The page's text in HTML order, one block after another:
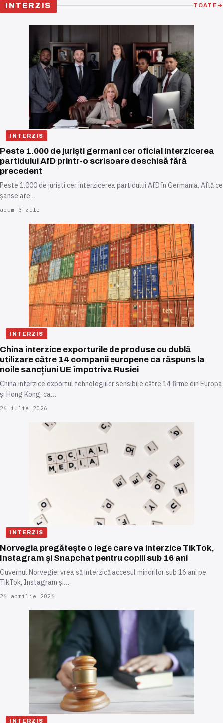
INTERZIS TOATE →
INTERZIS
Peste 1.000 de juriști germani cer oficial interzicerea
partidului AfD printr-o scrisoare deschisă fără
precedent
Peste 1.000 de juriști cer interzicerea partidului AfD în Germania. Află ce
șanse are…
acum 3 zile
INTERZIS
China interzice exporturile de produse cu dublă
utilizare către 14 companii europene ca răspuns la
noile sancțiuni UE împotriva Rusiei
China interzice exportul tehnologiilor sensibile către 14 firme din Europa
și Hong Kong, ca…
26 iulie 2026
INTERZIS
Norvegia pregătește o lege care va interzice TikTok,
Instagram și Snapchat pentru copiii sub 16 ani
Guvernul Norvegiei vrea să interzică accesul minorilor sub 16 ani pe
TikTok, Instagram și…
26 aprilie 2026
INTERZIS